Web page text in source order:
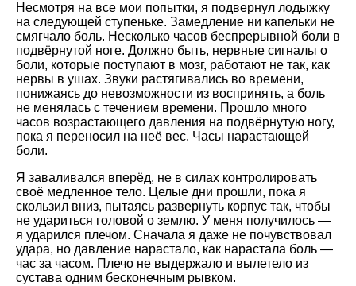
Несмотря на все мои попытки, я подвернул лодыжку
на следующей ступеньке. Замедление ни капельки не
смягчало боль. Несколько часов беспрерывной боли в
подвёрнутой ноге. Должно быть, нервные сигналы о
боли, которые поступают в мозг, работают не так, как
нервы в ушах. Звуки растягивались во времени,
понижаясь до невозможности из воспринять, а боль
не менялась с течением времени. Прошло много
часов возрастающего давления на подвёрнутую ногу,
пока я переносил на неё вес. Часы нарастающей
боли.
Я заваливался вперёд, не в силах контролировать
своё медленное тело. Целые дни прошли, пока я
скользил вниз, пытаясь развернуть корпус так, чтобы
не удариться головой о землю. У меня получилось —
я ударился плечом. Сначала я даже не почувствовал
удара, но давление нарастало, как нарастала боль —
час за часом. Плечо не выдержало и вылетело из
сустава одним бесконечным рывком.